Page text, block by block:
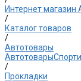
Интернет магазин
/
Каталог товаров
/
Автотовары
Автотовары
/
Прокладки